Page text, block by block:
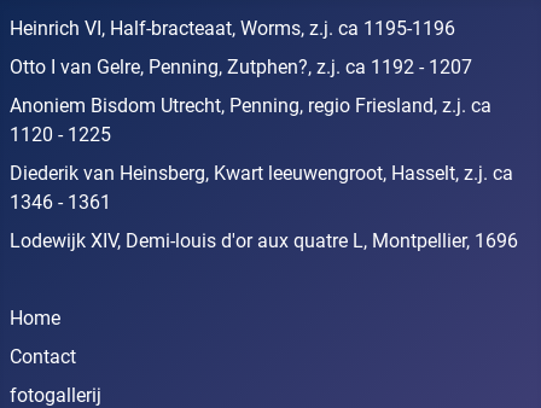
Heinrich VI, Half-bracteaat, Worms, z.j. ca 1195-1196
Otto I van Gelre, Penning, Zutphen?, z.j. ca 1192 - 1207
Anoniem Bisdom Utrecht, Penning, regio Friesland, z.j. ca
1120 - 1225
Diederik van Heinsberg, Kwart leeuwengroot, Hasselt, z.j. ca
1346 - 1361
Lodewijk XIV, Demi-louis d'or aux quatre L, Montpellier, 1696
Home
Contact
fotogallerij